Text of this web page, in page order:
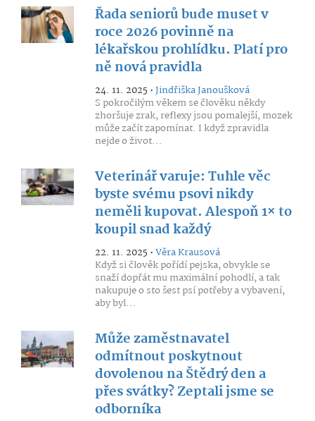
Řada seniorů bude muset v
roce 2026 povinně na
lékařskou prohlídku. Platí pro
ně nová pravidla
24. 11. 2025 •Jindřiška Janoušková
S pokročilým věkem se člověku někdy
zhoršuje zrak, reflexy jsou pomalejší, mozek
může začít zapomínat. I když zpravidla
nejde o život...
Veterinář varuje: Tuhle věc
byste svému psovi nikdy
neměli kupovat. Alespoň 1× to
koupil snad každý
22. 11. 2025 •Věra Krausová
Když si člověk pořídí pejska, obvykle se
snaží dopřát mu maximální pohodlí, a tak
nakupuje o sto šest psí potřeby a vybavení,
aby byl...
Může zaměstnavatel
odmítnout poskytnout
dovolenou na Štědrý den a
přes svátky? Zeptali jsme se
odborníka